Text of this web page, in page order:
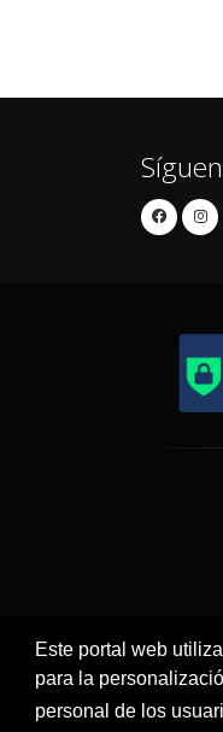
Este portal web
para la
personal de los